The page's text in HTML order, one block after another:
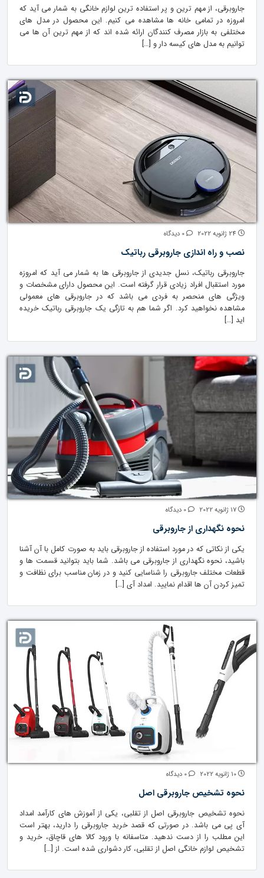
جاروبرقی، از مهم ترین و پر استفاده ترین لوازم خانگی به شمار می آید که
امروزه در تمامی خانه ها مشاهده می کنیم. این محصول در مدل های
مختلفی به بازار مصرف کنندگان ارائه شده اند که از مهم ترین آن ها می
توانیم به مدل های کیسه دار و […]
نصب و راه اندازی جاروبرقی رباتیک
جاروبرقی رباتیک، نسل جدیدی از جاروبرقی ها به شمار می آید که امروزه
مورد استقبال افراد زیادی قرار گرفته است. این محصول دارای مشخصات و
ویژگی های منحصر به فردی می باشد که در جاروبرقی های معمولی
مشاهده نخواهید کرد. اگر شما هم به تازگی یک جاروبرقی رباتیک خریده
اید […]
نحوه نگهداری از جاروبرقی
یکی از نکاتی که در مورد استفاده از جاروبرقی باید به صورت کامل با آن آشنا
باشید، نحوه نگهداری از جاروبرقی می باشد. شما باید بتوانید قسمت ها و
قطعات مختلف جاروبرقی را شناسایی کنید و در زمان مناسب برای نظافت و
تمیز کردن آن ها اقدام نمایید. امداد آی […]
نحوه تشخیص جاروبرقی اصل
نحوه تشخیص جاروبرقی اصل از تقلبی، یکی از آموزش های کارآمد امداد
آی پی می باشد. در صورتی که قصد خرید جاروبرقی را دارید، بهتر است
این مطلب را از دست ندهید. متاسفانه با ورود کالا های قاچاق، خرید و
تشخیص لوازم خانگی اصل از تقلبی، کار دشواری شده است. از […]